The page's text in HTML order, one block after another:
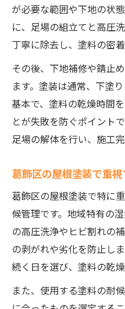
が必要な範囲や下地の状
に、足場の組立てと高圧
丁寧に除去し、塗料の密着
その後、下地補修や錆止
ます。塗装は通常、下塗
基本で、塗料の乾燥時間
とが失敗を防ぐポイント
足場の解体を行い、施工完
葛飾区の屋根塗装で重
葛飾区の屋根塗装で特に
候管理です。地域特有の
の高圧洗浄やヒビ割れの
の剥がれや劣化を防止し
続く日を選び、塗料の乾
また、使用する塗料の耐